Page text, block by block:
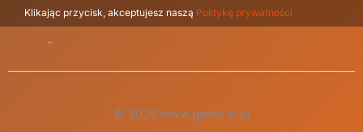
Klikając przycisk, akceptujesz naszą Politykę prywatności
© 2026 www.gamb-it.pl